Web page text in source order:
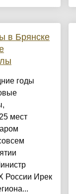
в Брянске
годы
мест
России Ирек